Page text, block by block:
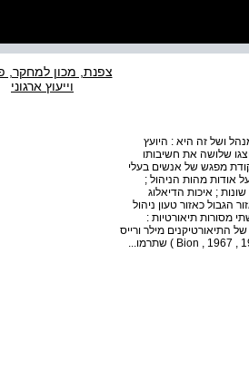
ושל זה היא : היועץ
שלושה את חשיבותו
מפגש של אנשים בעלי
אודות מהות הניהול ;
שונות ; איכות הדיאלוג
הגבול כאזור טעון ניהול
מסורות תיאורטיות :
התיאורטיקנים מילר ורייס
( Miller and Rice , 1967 ) אנו מוצאים את השפעתם של מלני קליין ( Klein , 1959 ) וביון , ( Bion , 1967 , 1961 ) שתרמו...
צפנת, מכון למחקר,
וייעוץ ארגוני